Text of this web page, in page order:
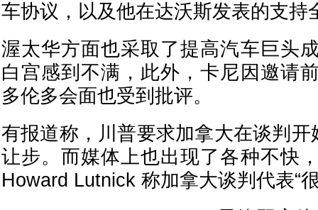
车协议，以及他在达沃斯发表的支持
渥太华方面也采取了提高汽车巨头
白宫感到不满，此外，卡尼因邀请
多伦多会面也受到批评。
有报道称，川普要求加拿大在谈判开
让步。而媒体上也出现了各种不快
Howard Lutnick 称加拿大谈判代表“